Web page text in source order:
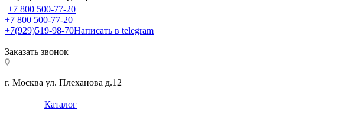
+7 800 500-77-20
+7 800 500-77-20
+7(929)519-98-70Написать в telegram
Заказать звонок
г. Москва ул. Плеханова д.12
Каталог